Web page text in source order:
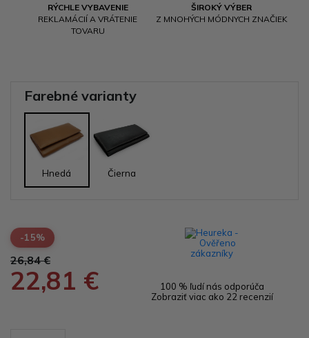
RÝCHLE VYBAVENIE
REKLAMÁCIÍ A VRÁTENIE
TOVARU
ŠIROKÝ VÝBER
Z MNOHÝCH MÓDNYCH ZNAČIEK
Farebné varianty
Hnedá Čierna
-15%
26,84 €
22,81 €
100 % ľudí nás odporúča
Zobraziť viac ako 22 recenzií